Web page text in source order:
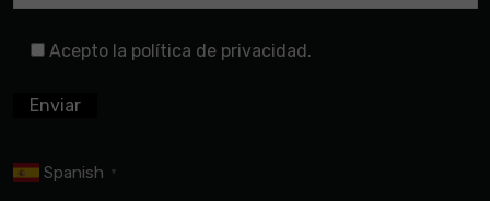
Acepto la política de privacidad.
Spanish ▼